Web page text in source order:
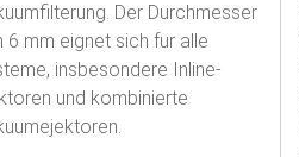
Der Durchmesser
6 mm eignet sich fur alle
insbesondere Inline-
und kombinierte